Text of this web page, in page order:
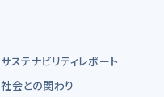
サステナビリティレポート
社会との関わり